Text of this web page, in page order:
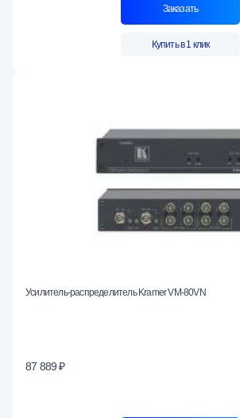
Заказать
Купить в 1 клик
Усилитель-распределитель Kramer VM-80VN
87 889 ₽